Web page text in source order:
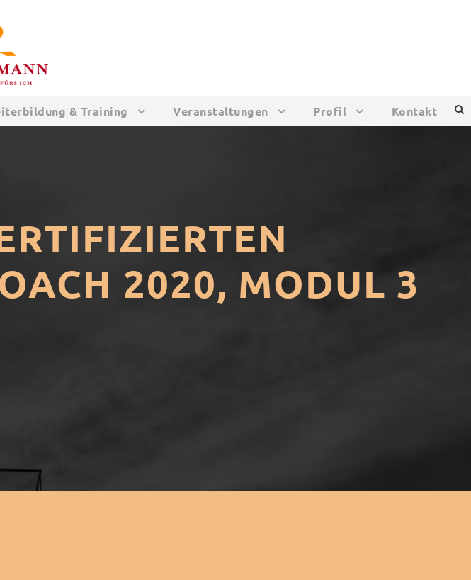
& Training Veranstaltungen Profil Kontakt
2020, MODUL 3